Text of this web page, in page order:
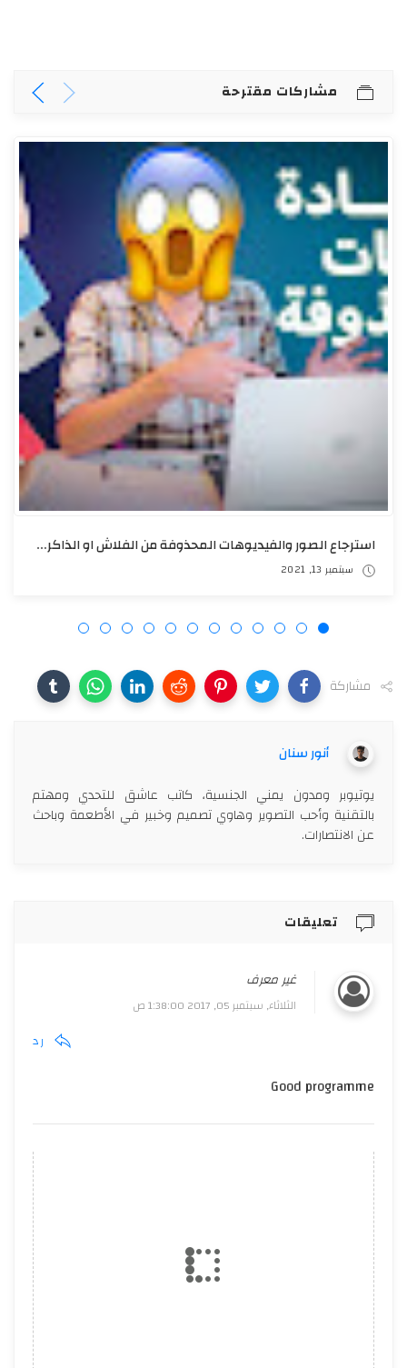
مشاركات مقترحة
استرجاع الصور والفيديوهات المحذوفة من الفلاش او الذاكرة حتى بعد الفورمات
مشاركة
أنور سنان
يوتيوبر ومدون يمني الجنسية، كاتب عاشق للتحدي ومهتم
بالتقنية وأحب التصوير وهاوي تصميم وخبير في الأطعمة وباحث
عن الانتصارات.
تعليقات
غير معرف
الثلاثاء, سبتمبر 05, 2017 1:38:00 ص
رد
Good programme